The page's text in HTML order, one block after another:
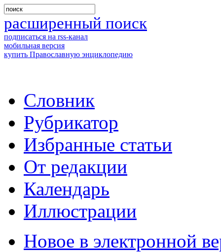
расширенный поиск
подписаться на rss-канал
мобильная версия
купить Православную энциклопедию
Словник
Рубрикатор
Избранные статьи
От редакции
Календарь
Иллюстрации
Новое в электронной